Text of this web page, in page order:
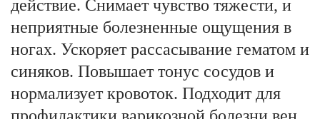
действие. Снимает чувство тяжести, и
неприятные болезненные ощущения в
ногах. Ускоряет рассасывание гематом и
синяков. Повышает тонус сосудов и
нормализует кровоток. Подходит для
профилактики варикозной болезни вен,